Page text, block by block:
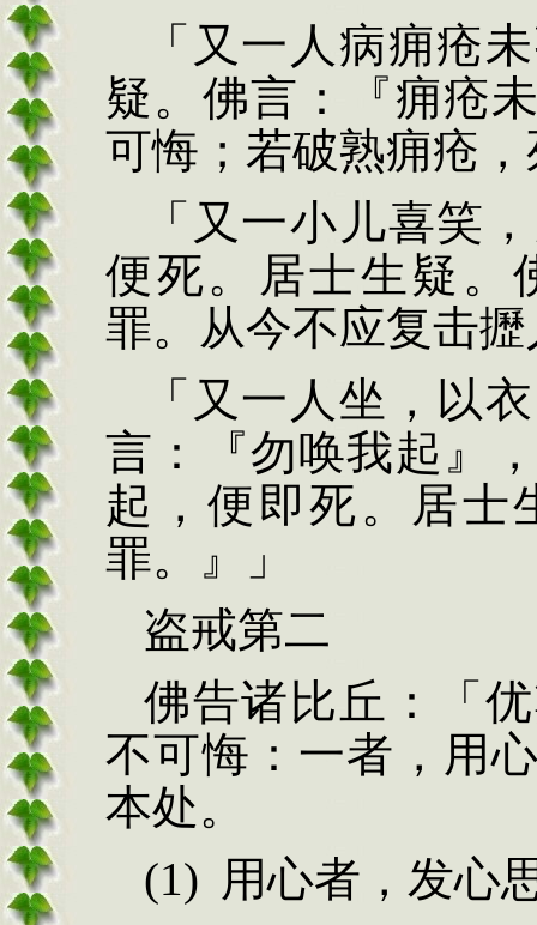
「又一人病痈疮
疑。佛言：『痈疮
可悔；若破熟痈疮
「又一小儿喜笑
便死。居士生疑。
罪。从今不应复击攊
「又一人坐，以
言：
『勿唤我起』
起，便即死。居士
罪。』」
盗戒第二
佛告诸比丘：「
不可悔：一者，用
本处。
(1) 用心者，发心